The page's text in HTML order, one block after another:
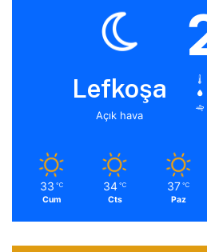
Lefkoşa
Açık hava
33 ℃
Cum
34 ℃
Cts
37 ℃
Paz